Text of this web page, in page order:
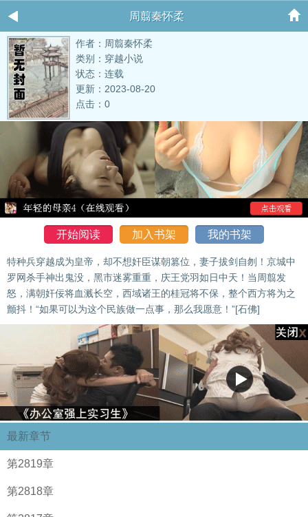
周翦秦怀柔
作者：周翦秦怀柔
类别：穿越小说
状态：连载
更新：2023-08-20
点击：0
开始阅读 加入书架 我的书架
特种兵穿越成为皇帝，却不想奸臣谋朝篡位，妻子拔剑自刎！京城中
罗网杀手神出鬼没，黑市迷雾重重，庆王党羽如日中天！当周翦发
怒，满朝奸佞将血溅长空，西域诸王的桂冠将不保，整个西方将为之
颤抖！“如果可以为这个民族做一点事，那么我愿意！”[石佛]
最新章节
第2819章
第2818章